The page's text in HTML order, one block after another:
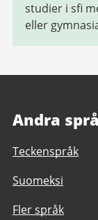
studier i sfi
eller
Andra
Teckenspråk
Suomeksi
Fler språk